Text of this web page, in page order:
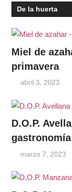
De la huerta
Miel de
primavera
abril 3, 2023
D.O.P.
marzo 7, 2023